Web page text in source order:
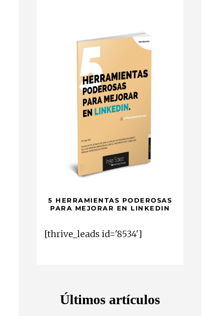
5 HERRAMIENTAS PODEROSAS
PARA MEJORAR EN LINKEDIN
[thrive_leads id='8534']
Últimos artículos